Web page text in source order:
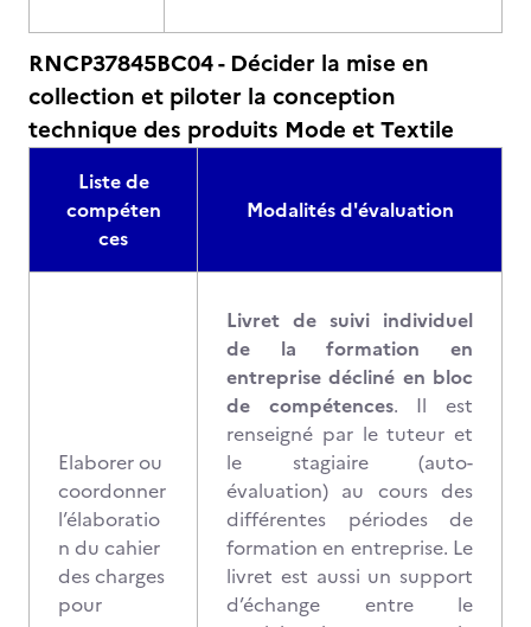
RNCP37845BC04 - Décider la mise en
collection et piloter la conception
technique des produits Mode et Textile
Liste de
compéten
ces
Modalités d'évaluation
Elaborer ou
coordonner
l’élaboratio
n du cahier
des charges
pour
Livret de suivi individuel
de la formation en
entreprise décliné en bloc
de compétences. Il est
renseigné par le tuteur et
le stagiaire (auto-
évaluation) au cours des
différentes périodes de
formation en entreprise. Le
livret est aussi un support
d’échange entre le